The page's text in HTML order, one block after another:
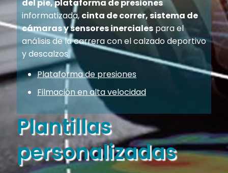
del pie, plataforma de presiones
informatizada, cinta de correr, sistema de
cámaras y sensores inerciales para el
análisis de la carrera con el calzado deportivo
y descalzos
Plataforma de presiones
Filmación en alta velocidad
Plantillas
personalizadas